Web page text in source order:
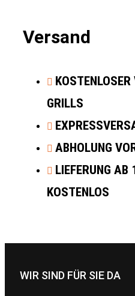
Versand
GRILLS
ABHOLUNG
LIEFERUNG
KOSTENLOS
WIR SIND FÜR SIE DA